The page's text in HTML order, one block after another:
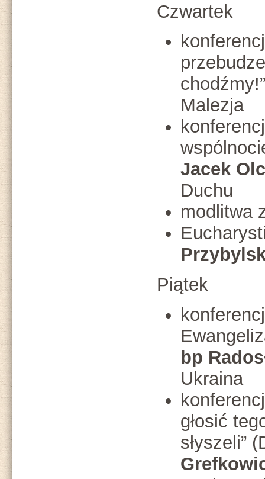
Czwartek
Malezja
Jacek
Duchu
modlitwa
Piątek
bp
Ukraina
głosić
słyszeli”